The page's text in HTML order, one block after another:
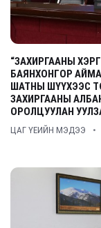
“ЗАХИРГААНЫ
БАЯНХОНГОР
ШАТНЫ ШҮҮХЭЭС
ЗАХИРГААНЫ
ОРОЛЦУУЛАН
ЦАГ ҮЕИЙН МЭДЭЭ